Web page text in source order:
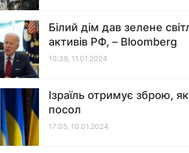
Білий дім дав зелене
активів РФ, – Bloomberg
10:39, 11.01.2024
Ізраїль отримує зброю,
посол
17:05, 10.01.2024